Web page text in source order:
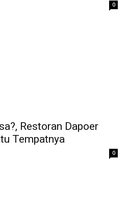
0
Restoran Dapoer
Tempatnya
0